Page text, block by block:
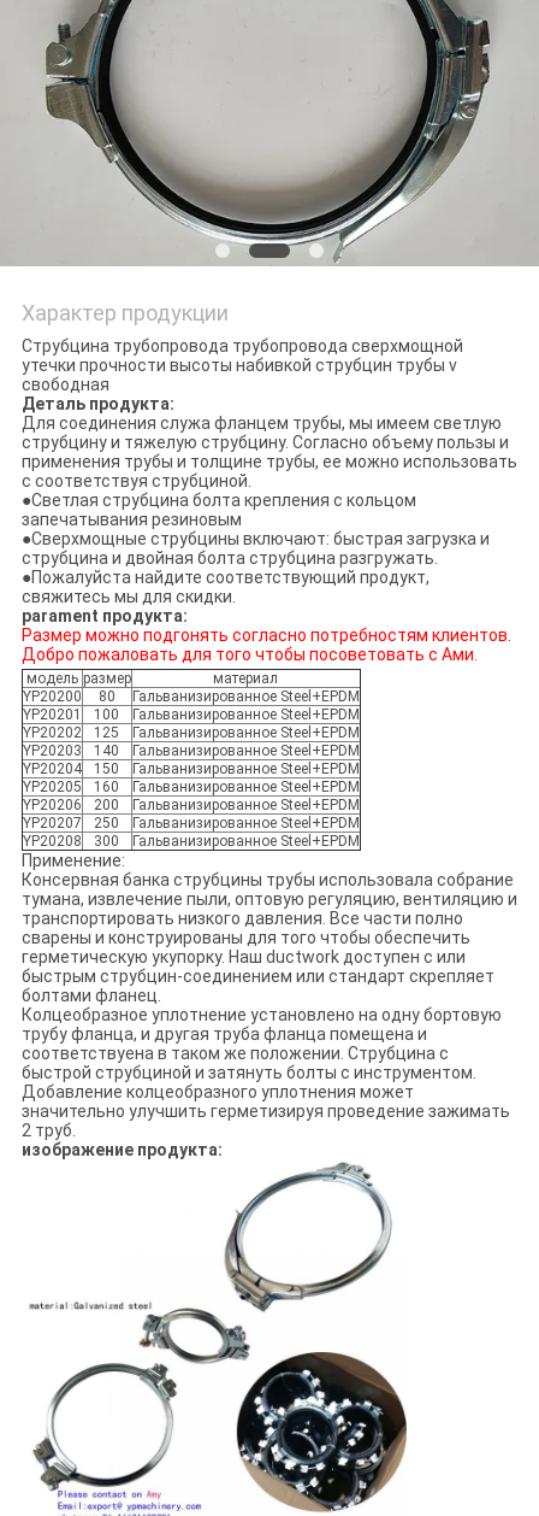
Характер продукции
Струбцина трубопровода трубопровода сверхмощной
утечки прочности высоты набивкой струбцин трубы v
свободная
Деталь продукта:
Для соединения служа фланцем трубы, мы имеем светлую
струбцину и тяжелую струбцину. Согласно объему пользы и
применения трубы и толщине трубы, ее можно использовать
с соответствуя струбциной.
●Светлая струбцина болта крепления с кольцом
запечатывания резиновым
●Сверхмощные струбцины включают: быстрая загрузка и
струбцина и двойная болта струбцина разгружать.
●Пожалуйста найдите соответствующий продукт,
свяжитесь мы для скидки.
parament продукта:
Размер можно подгонять согласно потребностям клиентов.
Добро пожаловать для того чтобы посоветовать с Ами.
модель размер
материал
YP20200
80
Гальванизированное Steel+EPDM
YP20201
100
Гальванизированное Steel+EPDM
YP20202
125
Гальванизированное Steel+EPDM
YP20203
140
Гальванизированное Steel+EPDM
YP20204
150
Гальванизированное Steel+EPDM
YP20205
160
Гальванизированное Steel+EPDM
YP20206
200
Гальванизированное Steel+EPDM
YP20207
250
Гальванизированное Steel+EPDM
YP20208
300 Гальванизированное Steel+EPDM
Применение:
Консервная банка струбцины трубы использовала собрание
тумана, извлечение пыли, оптовую регуляцию, вентиляцию и
транспортировать низкого давления. Все части полно
сварены и конструированы для того чтобы обеспечить
герметическую укупорку. Наш ductwork доступен с или
быстрым струбцин-соединением или стандарт скрепляет
болтами фланец.
Колцеобразное уплотнение установлено на одну бортовую
трубу фланца, и другая труба фланца помещена и
соответствуена в таком же положении. Струбцина с
быстрой струбциной и затянуть болты с инструментом.
Добавление колцеобразного уплотнения может
значительно улучшить герметизируя проведение зажимать
2 труб.
изображение продукта: